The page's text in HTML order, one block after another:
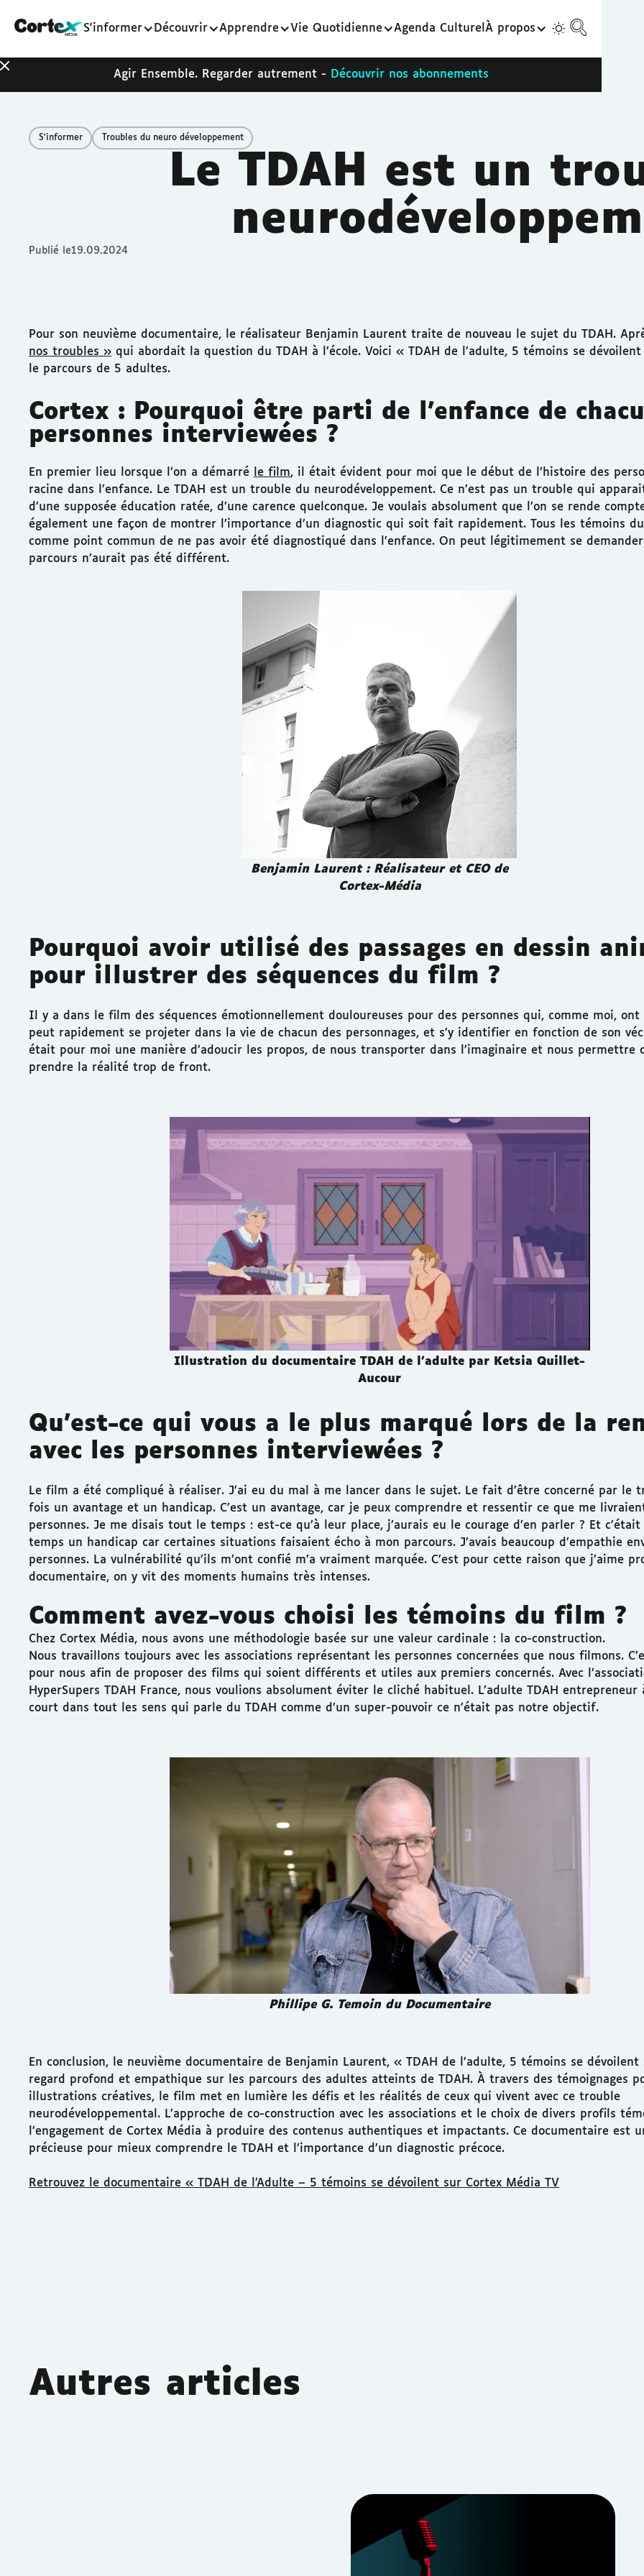
S'informer Découvrir Apprendre Vie Quotidienne Agenda Culturel À propos
Agir Ensemble. Regarder autrement - Découvrir nos abonnements
S'informer Troubles du neuro développement
Le TDAH est un
Publié le19.09.2024
Pour son neuvième documentaire, le réalisateur Benjamin Laurent traite de nouveau le sujet du TDAH.
nos troubles » qui abordait la question du TDAH à l’école. Voici « TDAH de l’adulte, 5 témoins se
le parcours de 5 adultes.
Cortex : Pourquoi être parti de l’enfance de
personnes interviewées ?
En premier lieu lorsque l’on a démarré le film, il était évident pour moi que le début de l’histoire des
racine dans l’enfance. Le TDAH est un trouble du neurodéveloppement. Ce n’est pas un trouble qui
d’une supposée éducation ratée, d’une carence quelconque. Je voulais absolument que l’on se rende
également une façon de montrer l’importance d’un diagnostic qui soit fait rapidement. Tous les témoins
comme point commun de ne pas avoir été diagnostiqué dans l’enfance. On peut légitimement se
parcours n’aurait pas été différent.
Benjamin Laurent : Réalisateur et CEO de
Cortex-Média
Pourquoi avoir utilisé des passages en dessin
pour illustrer des séquences du film ?
Il y a dans le film des séquences émotionnellement douloureuses pour des personnes qui, comme moi, ont
peut rapidement se projeter dans la vie de chacun des personnages, et s’y identifier en fonction de son
était pour moi une manière d’adoucir les propos, de nous transporter dans l’imaginaire et nous permettre
prendre la réalité trop de front.
Illustration du documentaire TDAH de l'adulte par Ketsia Quillet-
Aucour
Qu’est-ce qui vous a le plus marqué lors de la
avec les personnes interviewées ?
Le film a été compliqué à réaliser. J’ai eu du mal à me lancer dans le sujet. Le fait d’être concerné par le
fois un avantage et un handicap. C’est un avantage, car je peux comprendre et ressentir ce que me
personnes. Je me disais tout le temps : est-ce qu’à leur place, j’aurais eu le courage d’en parler ? Et
temps un handicap car certaines situations faisaient écho à mon parcours. J’avais beaucoup d’empathie
personnes. La vulnérabilité qu’ils m’ont confié m’a vraiment marquée. C’est pour cette raison que j’aime
documentaire, on y vit des moments humains très intenses.
Comment avez-vous choisi les témoins du film ?
Chez Cortex Média, nous avons une méthodologie basée sur une valeur cardinale : la co-construction.
Nous travaillons toujours avec les associations représentant les personnes concernées que nous filmons.
pour nous afin de proposer des films qui soient différents et utiles aux premiers concernés. Avec
HyperSupers TDAH France, nous voulions absolument éviter le cliché habituel. L’adulte TDAH entrepreneur
court dans tout les sens qui parle du TDAH comme d’un super-pouvoir ce n’était pas notre objectif.
Phillipe G. Temoin du Documentaire
En conclusion, le neuvième documentaire de Benjamin Laurent, « TDAH de l’adulte, 5 témoins se
regard profond et empathique sur les parcours des adultes atteints de TDAH. À travers des témoignages
illustrations créatives, le film met en lumière les défis et les réalités de ceux qui vivent avec ce trouble
neurodéveloppemental. L’approche de co-construction avec les associations et le choix de divers profils
l’engagement de Cortex Média à produire des contenus authentiques et impactants. Ce documentaire est
précieuse pour mieux comprendre le TDAH et l’importance d’un diagnostic précoce.
Retrouvez le documentaire « TDAH de l’Adulte – 5 témoins se dévoilent sur Cortex Média TV
Autres articles